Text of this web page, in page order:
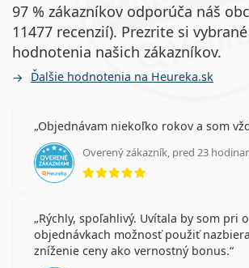
šošoviek s UV filtrom a slnečných
Ide o zdravotnícku pomôcku. Pred
prečítajte pokyny.
97 % zákazníkov odporúča náš
11477 recenzií). Prezrite si vybrané
hodnotenia našich zákazníkov.
Ďalšie hodnotenia na Heureka.sk
Objednávam niekoľko rokov a som
Overený zákazník, pred 23
hodnotenie 5 z 5
Rýchly, spoľahlivý. Uvítala by som pri
objednávkach možnosť použiť
zníženie ceny ako vernostný bonus.